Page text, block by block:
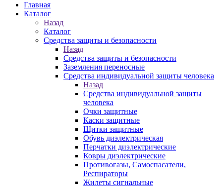
Главная
Каталог
Назад
Каталог
Средства защиты и безопасности
Назад
Средства защиты и безопасности
Заземления переносные
Средства индивидуальной защиты человека
Назад
Средства индивидуальной защиты
человека
Очки защитные
Каски защитные
Щитки защитные
Обувь диэлектрическая
Перчатки диэлектрические
Ковры диэлектрические
Противогазы, Самоспасатели,
Респираторы
Жилеты сигнальные